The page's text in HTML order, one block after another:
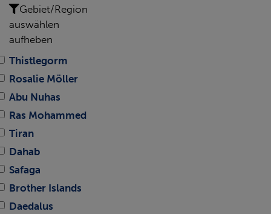
Gebiet/Region
auswählen
aufheben
Thistlegorm
Rosalie Möller
Abu Nuhas
Ras Mohammed
Tiran
Dahab
Safaga
Brother Islands
Daedalus